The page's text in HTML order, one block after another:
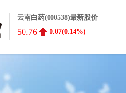
云南白药(000538)最新股价
50.76 0.07(0.14%)